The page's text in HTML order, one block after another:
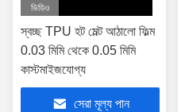
ভিডিও
স্বচ্ছ TPU হট মেল্ট আঠালো ফিল্ম
0.03 মিমি থেকে 0.05 মিমি
কাস্টমাইজযোগ্য
সেরা মূল্য পান